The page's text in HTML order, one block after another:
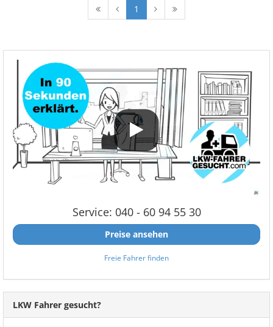
1
Service: 040 - 60 94 55 30
Preise ansehen
Freie Fahrer finden
LKW Fahrer gesucht?